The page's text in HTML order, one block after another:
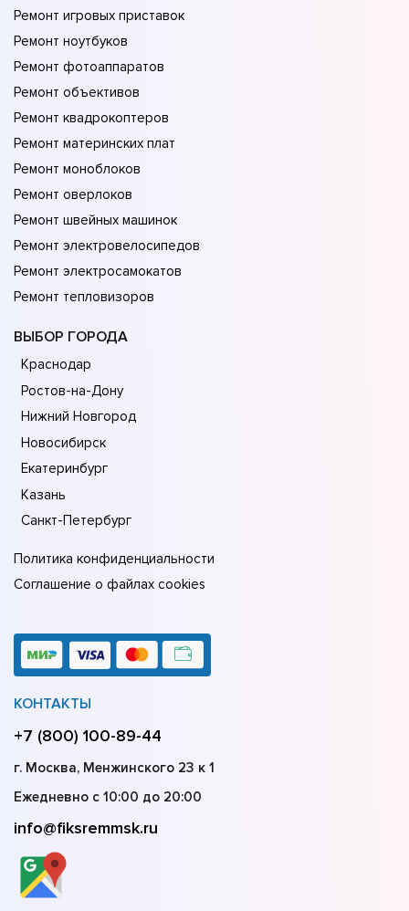
Ремонт игровых приставок
Ремонт ноутбуков
Ремонт фотоаппаратов
Ремонт объективов
Ремонт квадрокоптеров
Ремонт материнских плат
Ремонт моноблоков
Ремонт оверлоков
Ремонт швейных машинок
Ремонт электровелосипедов
Ремонт электросамокатов
Ремонт тепловизоров
ВЫБОР ГОРОДА
Краснодар
Ростов-на-Дону
Нижний Новгород
Новосибирск
Екатеринбург
Казань
Санкт-Петербург
Политика конфиденциальности
Соглашение о файлах cookies
КОНТАКТЫ
+7 (800) 100-89-44
г. Москва, Менжинского 23 к 1
Ежедневно с 10:00 до 20:00
info@fiksremmsk.ru